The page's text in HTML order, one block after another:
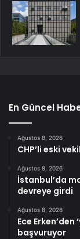
En Güncel
Ağustos 8, 2026
CHP’li eski
Ağustos 8, 2026
İstanbul’da
devreye girdi
Ağustos 8, 2026
Ece
başvuruyor